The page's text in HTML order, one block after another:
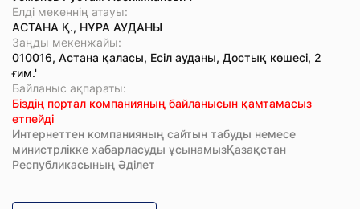
Елді мекеннің атауы:
АСТАНА Қ., НҰРА АУДАНЫ
Заңды мекенжайы:
010016, Астана қаласы, Есіл ауданы, Достық көшесі, 2
ғим.'
Байланыс ақпараты:
Біздің портал компанияның байланысын қамтамасыз
етпейді
Интернеттен компанияның сайтын табуды немесе
министрлікке хабарласуды ұсынамызҚазақстан
Республикасының Әділет